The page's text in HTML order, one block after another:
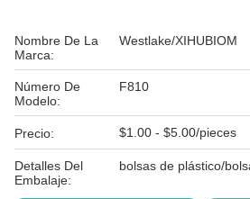
Nombre De La
Marca:
Westlake/XIHUBIOM
Número De
Modelo:
F810
Precio: $1.00 - $5.00/pieces
Detalles Del
Embalaje:
bolsas de plástico/